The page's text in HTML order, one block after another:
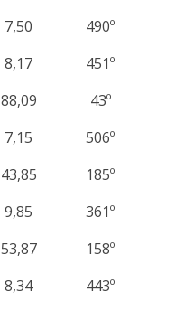
7,50
490º
8,17
451º
88,09
43º
7,15
506º
43,85
185º
9,85
361º
53,87
158º
8,34
443º